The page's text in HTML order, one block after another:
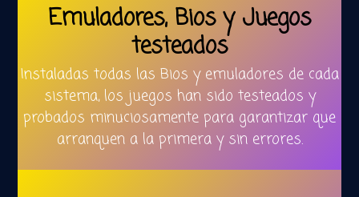
Emuladores, Bios y Juegos
testeados
Instaladas todas las Bios y emuladores de cada
sistema, los juegos han sido testeados y
probados minuciosamente para garantizar que
arranquen a la primera y sin errores.